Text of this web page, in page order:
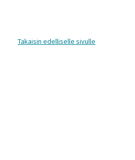
Takaisin edelliselle sivulle